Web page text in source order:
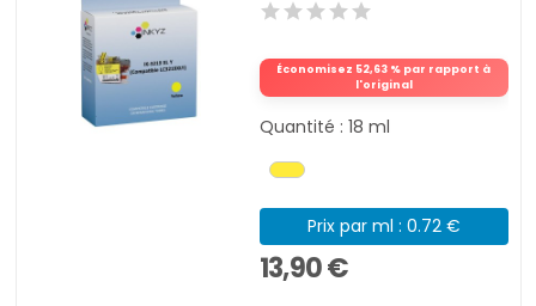
Économisez 52,63 % par rapport à
l'original
Quantité : 18 ml
Prix par ml : 0.72 €
13,90 €